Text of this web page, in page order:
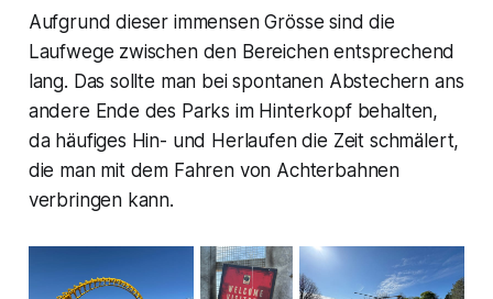
Aufgrund dieser immensen Grösse sind die
Laufwege zwischen den Bereichen entsprechend
lang. Das sollte man bei spontanen Abstechern ans
andere Ende des Parks im Hinterkopf behalten,
da häufiges Hin- und Herlaufen die Zeit schmälert,
die man mit dem Fahren von Achterbahnen
verbringen kann.